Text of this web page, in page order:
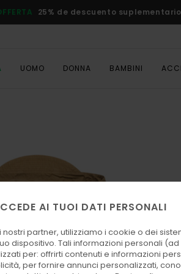
25% de descuento
UOMO DONNA BAMBINI
AI TUOI DATI PERSONALI
partner, utilizziamo i cookie o dei
dispositivo. Tali informazioni personali
per: offrirti contenuti e informazioni
per fornire annunci personalizzati,